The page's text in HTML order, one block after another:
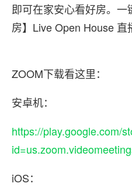
即可在家安心看好房。
房】Live Open House 直
ZOOM下载看这里：
安卓机：
https://play.google.com/
iOS：